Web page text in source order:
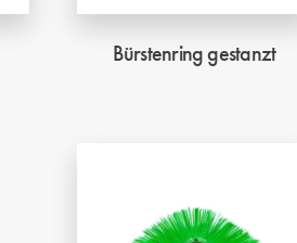
Bürstenring gestanzt